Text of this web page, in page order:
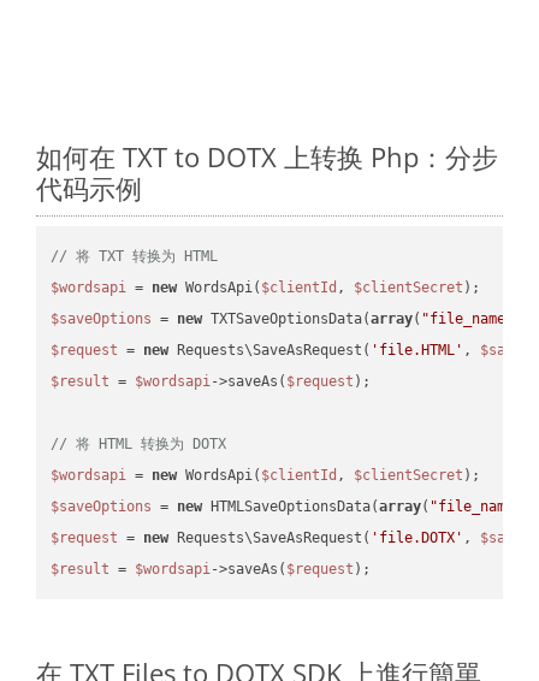
如何在 TXT to DOTX 上转换 Php：分步
代码示例
// 将 TXT 转换为 HTML
$wordsapi = new WordsApi( $clientId , $clientSecret
$saveOptions = new TXTSaveOptionsData(array( "file_name"
$request = new Requests\SaveAsRequest( 'file.HTML' ,
$result = $wordsapi->saveAs( $request );
// 将 HTML 转换为 DOTX
$wordsapi = new WordsApi( $clientId , $clientSecret
$saveOptions = new HTMLSaveOptionsData(array( "file_name"
$request = new Requests\SaveAsRequest( 'file.DOTX' ,
$result = $wordsapi->saveAs( $request
在 TXT Files to DOTX SDK 上進行簡單